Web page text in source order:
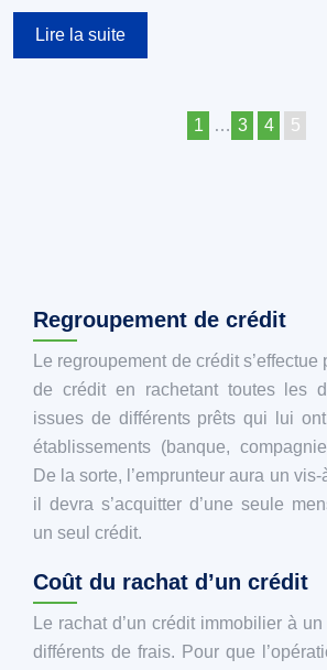
Lire la suite
1 … 3 4 5
Regroupement de crédit
Le regroupement de crédit
de crédit en rachetant toutes les
issues de différents prêts qui lui
établissements (banque,
De la sorte, l’emprunteur aura un
il devra s’acquitter d’une seule
un seul crédit.
Coût du rachat d’un crédit
Le rachat d’un crédit immobilier à
différents de frais. Pour que